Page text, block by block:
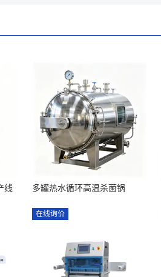
线 多罐热水循环高温杀菌锅
在线询价